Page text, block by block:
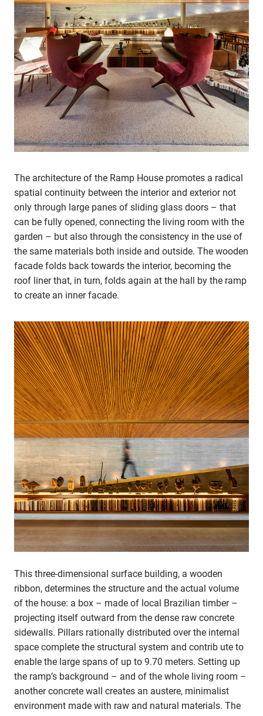
The architecture of the Ramp House promotes a radical
spatial continuity between the interior and exterior not
only through large panes of sliding glass doors – that
can be fully opened, connecting the living room with the
garden – but also through the consistency in the use of
the same materials both inside and outside. The wooden
facade folds back towards the interior, becoming the
roof liner that, in turn, folds again at the hall by the ramp
to create an inner facade.
This three-dimensional surface building, a wooden
ribbon, determines the structure and the actual volume
of the house: a box – made of local Brazilian timber –
projecting itself outward from the dense raw concrete
sidewalls. Pillars rationally distributed over the internal
space complete the structural system and contrib ute to
enable the large spans of up to 9.70 meters. Setting up
the ramp’s background – and of the whole living room –
another concrete wall creates an austere, minimalist
environment made with raw and natural materials. The